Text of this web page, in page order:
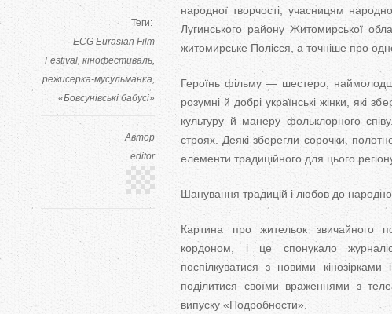
Теги:
ECG Eurasian Film
Festival кінофестиваль
режисерка-мусульманка
«Бовсунівські бабусі»
Автор
editor
народної творчості, учасницям
Лугинського району Житомирської
житомирське Полісся, а точніше про
Героїнь фільму — шестеро,
розумні й добрі українські жінки, які
культуру й манеру фольклорного
строях. Деякі зберегли сорочки,
елементи традиційного для цього
Шанування традицій і любов до
Картина про жительок звичайного
кордоном, і це спонукало
поспілкуватися з новими
поділитися своїми враженнями з
випуску «Подробности».